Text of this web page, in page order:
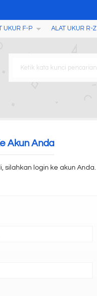
UKUR F-P ALAT UKUR R-Z
Akun Anda
silahkan login ke akun Anda.